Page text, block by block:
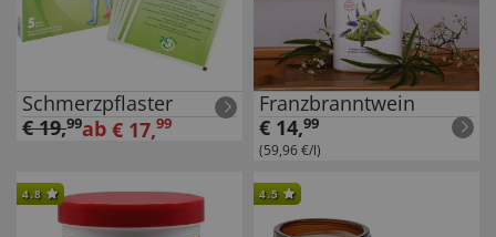
Schmerzpflaster
€19,99ab € 17,99
Franzbranntwein
€ 14,99
(59,96 €/l)
4.8 4.5